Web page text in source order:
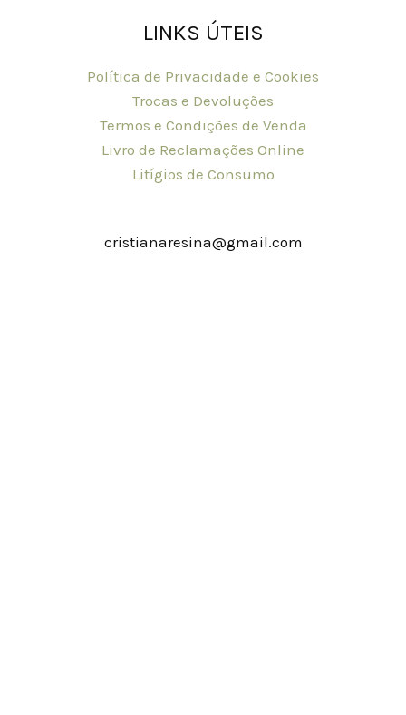
LINKS ÚTEIS
Política de Privacidade e Cookies
Trocas e Devoluções
Termos e Condições de Venda
Livro de Reclamações Online
Litígios de Consumo
cristianaresina@gmail.com